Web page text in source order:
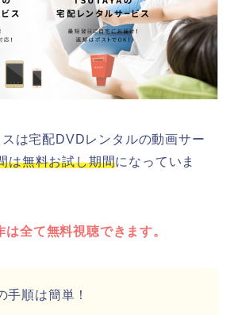
は宅配DVDレンタルの動画サー
は無料お試し期間になっていま
全て無料視聴できます。
手順は簡単！